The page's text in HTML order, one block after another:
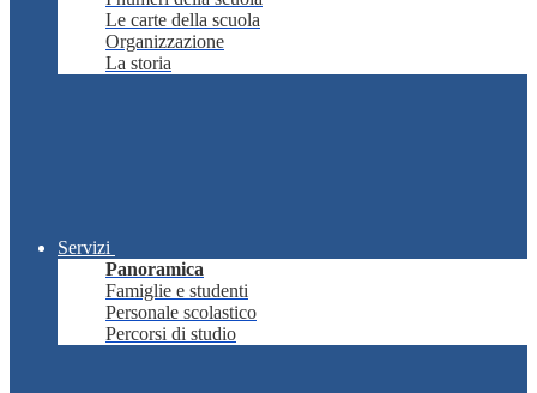
Le carte della scuola
Organizzazione
La storia
Servizi
Panoramica
Famiglie e studenti
Personale scolastico
Percorsi di studio